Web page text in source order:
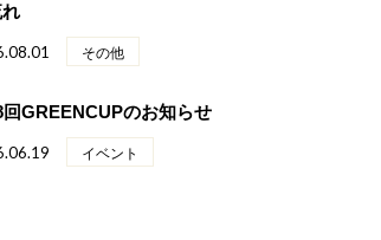
その他
回GREENCUPのお知らせ
イベント